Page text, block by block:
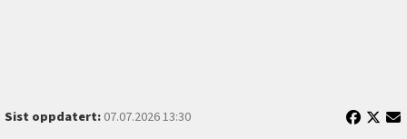
Sist oppdatert:07.07.2026 13:30